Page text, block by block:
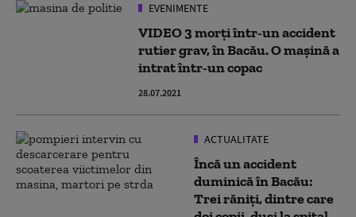
EVENIMENTE
VIDEO 3 morți într-un accident
rutier grav, în Bacău. O mașină a
intrat într-un copac
28.07.2021
ACTUALITATE
Încă un accident
duminică în Bacău:
Trei răniți, dintre care